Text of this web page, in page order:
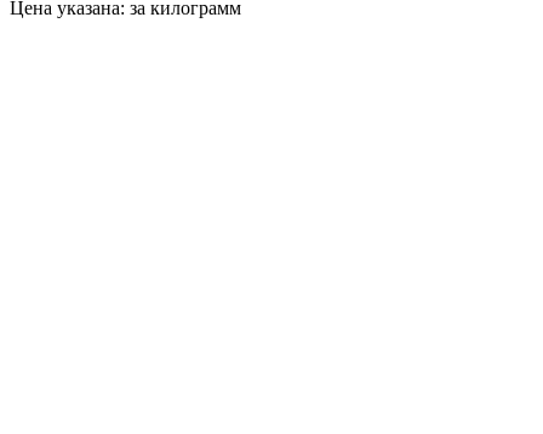
Цена указана: за килограмм